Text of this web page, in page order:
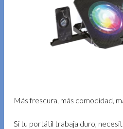
Más frescura, más comodidad,
Si tu portátil trabaja duro,